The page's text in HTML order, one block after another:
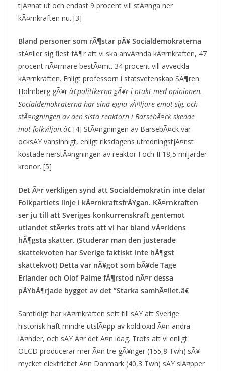
tjÃ¤nat ut och endast 9 procent vill stÃ¤nga ner
kÃ¤rnkraften nu. [3]
Bland personer som rÃ¶star pÃ¥ Socialdemokraterna
stÃ¤ller sig flest fÃ¶r att vi ska anvÃ¤nda kÃ¤rnkraften, 47
procent nÃ¤rmare bestÃ¤mt. 34 procent vill avveckla
kÃ¤rnkraften. Enligt professorn i statsvetenskap SÃ¶ren
Holmberg gÃ¥r â€politikerna gÃ¥r i otakt med opinionen.
Socialdemokraterna har sina egna vÃ¤ljare emot sig, och
stÃ¤ngningen av den sista reaktorn i BarsebÃ¤ck skedde
mot folkviljan.â€[4] StÃ¤ngningen av BarsebÃ¤ck var
ocksÃ¥ vansinnigt, enligt riksdagens utredningstjÃ¤nst
kostade nerstÃ¤ngningen av reaktor I och II 18,5 miljarder
kronor. [5]
Det Ã¤r verkligen synd att Socialdemokratin inte delar
Folkpartiets linje i kÃ¤rnkraftsfrÃ¥gan. KÃ¤rnkraften
ser ju till att Sveriges konkurrenskraft gentemot
utlandet stÃ¤rks trots att vi har bland vÃ¤rldens
hÃ¶gsta skatter. (Studerar man den justerade
skattekvoten har Sverige faktiskt inte hÃ¶gst
skattekvot) Detta var nÃ¥got som bÃ¥de Tage
Erlander och Olof Palme fÃ¶rstod nÃ¤r dessa
pÃ¥bÃ¶rjade bygget av det ”Starka samhÃ¤llet.â€
Samtidigt har kÃ¤rnkraften sett till sÃ¥ att Sverige
historisk haft mindre utslÃ¤pp av koldioxid Ã¤n andra
lÃ¤nder, och sÃ¥ Ã¤r det Ã¤n idag. Trots att vi enligt
OECD producerar mer Ã¤n tre gÃ¥nger (155,8 Twh) sÃ¥
mycket elektricitet Ã¤n Danmark (40,3 Twh) sÃ¥ slÃ¤pper